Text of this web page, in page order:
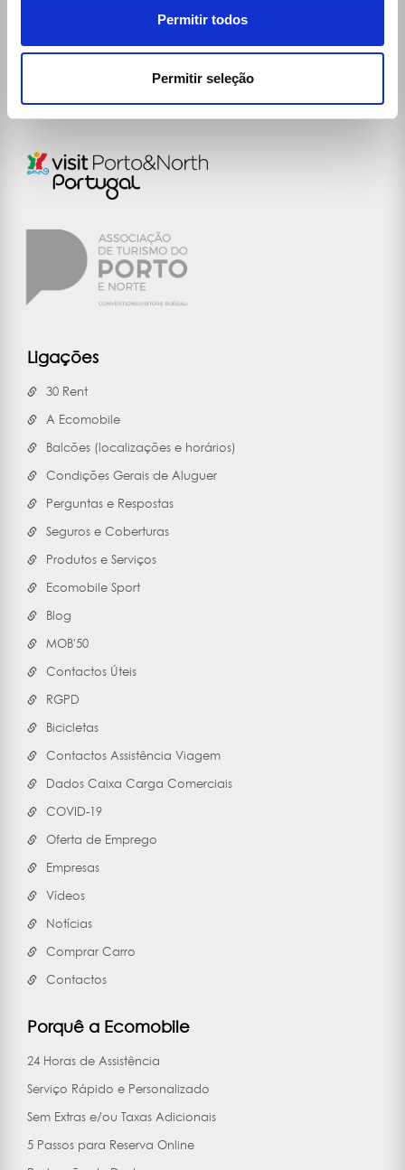
Permitir todos
Permitir seleção
(+351) 256 100 261 (chamada para a rede fixa
reservas@ecomobile.pt
Ligações
30 Rent
A Ecomobile
Balcões (localizações e horários)
Condições Gerais de Aluguer
Perguntas e Respostas
Seguros e Coberturas
Produtos e Serviços
Ecomobile Sport
Blog
MOB'50
Contactos Úteis
RGPD
Bicicletas
Contactos Assistência Viagem
Dados Caixa Carga Comerciais
COVID-19
Oferta de Emprego
Empresas
Vídeos
Notícias
Comprar Carro
Contactos
Porquê a Ecomobile
24 Horas de Assistência
Serviço Rápido e Personalizado
Sem Extras e/ou Taxas Adicionais
5 Passos para Reserva Online